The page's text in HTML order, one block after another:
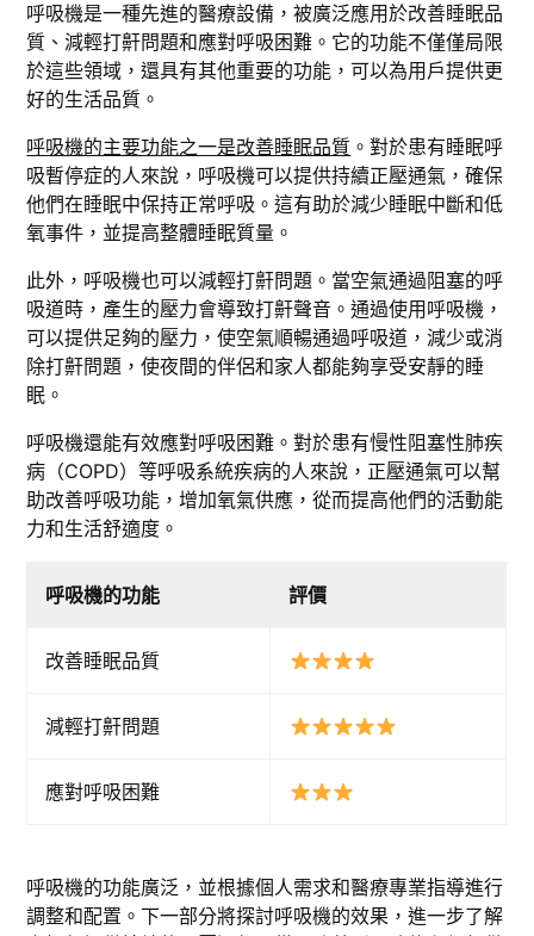
呼吸機是一種先進的醫療設備，被廣泛應用於改善睡眠品
質、減輕打鼾問題和應對呼吸困難。它的功能不僅僅局限
於這些領域，還具有其他重要的功能，可以為用戶提供更
好的生活品質。
呼吸機的主要功能之一是改善睡眠品質 。對於患有睡眠呼
吸暫停症的人來說，呼吸機可以提供持續正壓通氣，確保
他們在睡眠中保持正常呼吸。這有助於減少睡眠中斷和低
氧事件，並提高整體睡眠質量。
此外，呼吸機也可以減輕打鼾問題。當空氣通過阻塞的呼
吸道時，產生的壓力會導致打鼾聲音。通過使用呼吸機，
可以提供足夠的壓力，使空氣順暢通過呼吸道，減少或消
除打鼾問題，使夜間的伴侶和家人都能夠享受安靜的睡
眠。
呼吸機還能有效應對呼吸困難。對於患有慢性阻塞性肺疾
病（COPD）等呼吸系統疾病的人來說，正壓通氣可以幫
助改善呼吸功能，增加氧氣供應，從而提高他們的活動能
力和生活舒適度。
呼吸機的功能 評價
改善睡眠品質
減輕打鼾問題
應對呼吸困難
呼吸機的功能廣泛，並根據個人需求和醫療專業指導進行
調整和配置。下一部分將探討呼吸機的效果，進一步了解